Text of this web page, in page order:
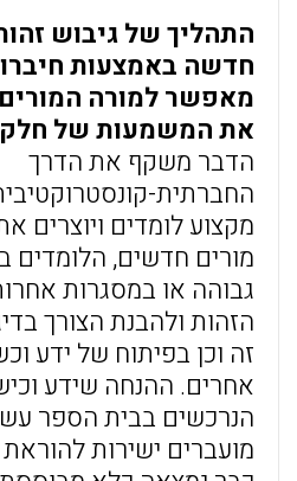
התהליך של גיבוש
חדשה באמצעות
מאפשר למורה
את המשמעות של חלק
הדבר משקף את הדרך
החברתית-
מקצוע לומדים ויוצרים
מורים חדשים, הלומדים
גבוהה או במסגרות
הזהות ולהבנת הצורך
זה וכן בפיתוח של ידע
אחרים. ההנחה שידע
הנרכשים בבית הספר
מועברים ישירות